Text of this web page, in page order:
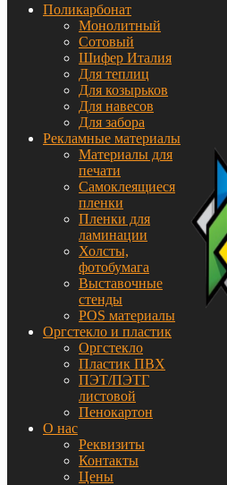
Поликарбонат
Монолитный
Сотовый
Шифер Италия
Для теплиц
Для козырьков
Для навесов
Для забора
Рекламные материалы
Материалы для
печати
Самоклеящиеся
пленки
Пленки для
ламинации
Холсты,
фотобумага
Выставочные
стенды
POS материалы
Оргстекло и пластик
Оргстекло
Пластик ПВХ
ПЭТ/ПЭТГ
листовой
Пенокартон
О нас
Реквизиты
Контакты
Цены